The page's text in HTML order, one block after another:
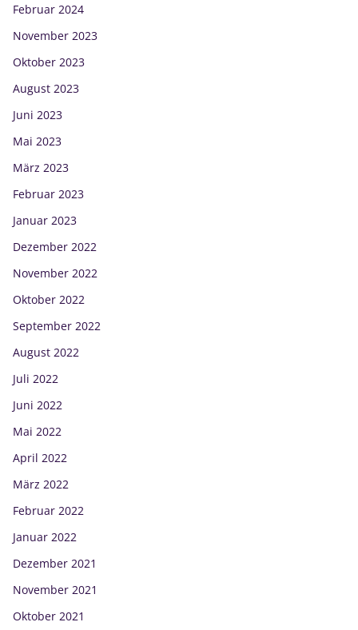
Februar 2024
November 2023
Oktober 2023
August 2023
Juni 2023
Mai 2023
März 2023
Februar 2023
Januar 2023
Dezember 2022
November 2022
Oktober 2022
September 2022
August 2022
Juli 2022
Juni 2022
Mai 2022
April 2022
März 2022
Februar 2022
Januar 2022
Dezember 2021
November 2021
Oktober 2021